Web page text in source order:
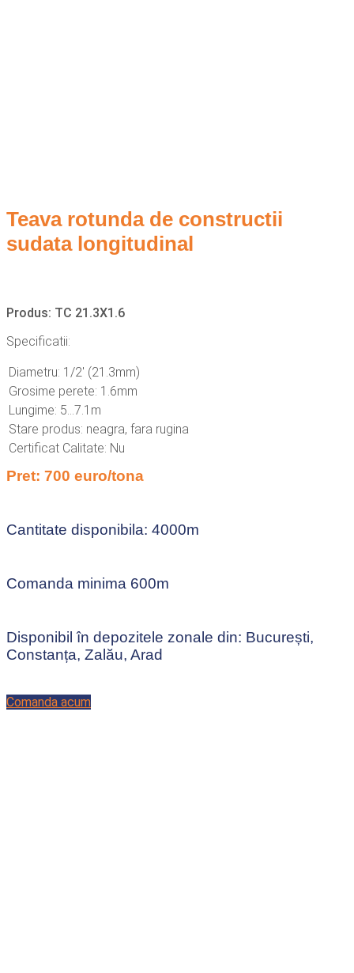
Teava rotunda de constructii
sudata longitudinal
Produs: TC 21.3X1.6
Specificatii:
Diametru: 1/2′ (21.3mm)
Grosime perete: 1.6mm
Lungime: 5…7.1m
Stare produs: neagra, fara rugina
Certificat Calitate: Nu
Pret: 700 euro/tona
Cantitate disponibila: 4000m
Comanda minima 600m
Disponibil în depozitele zonale din: București,
Constanța, Zalău, Arad
Comanda acum